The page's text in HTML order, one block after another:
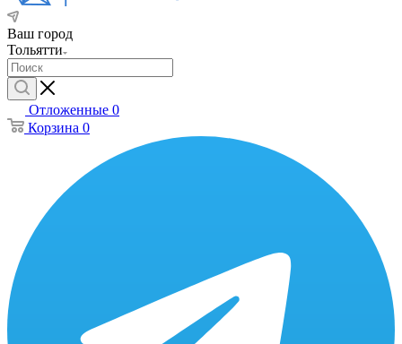
Ваш город
Тольятти
Отложенные 0
Корзина 0